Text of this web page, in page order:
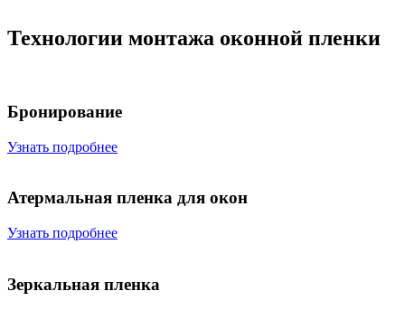
Технологии монтажа оконной пленки
Бронирование
Узнать подробнее
Атермальная пленка для окон
Узнать подробнее
Зеркальная пленка